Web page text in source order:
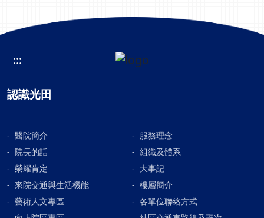
:::
認識光田
醫院簡介
服務理念
院長的話
組織及體系
榮耀肯定
大事記
來院交通與生活機能
樓層簡介
藝術人文專區
各單位聯絡方式